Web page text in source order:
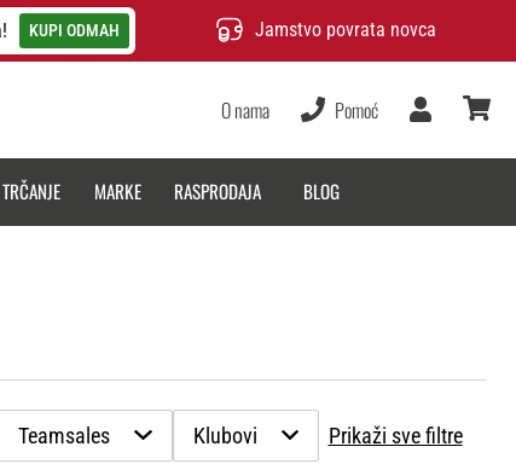
KUPI ODMAH Jamstvo povrata novca
O nama Pomoć
Korisnik
MARKE RASPRODAJA BLOG
Teamsales Klubovi Prikaži sve filtre